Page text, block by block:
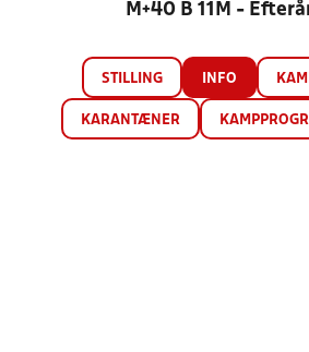
M+40 B 11M -
STILLING INFO
KARANTÆNER